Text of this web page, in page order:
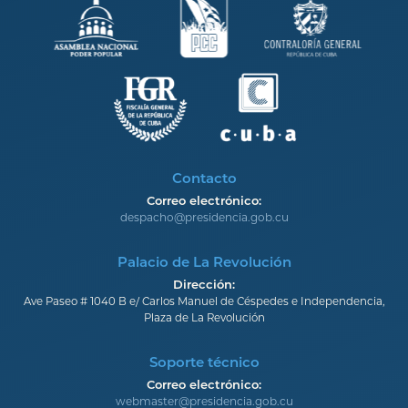
Contacto
Correo electrónico:
despacho@presidencia.gob.cu
Palacio de La Revolución
Dirección:
Ave Paseo # 1040 B e/ Carlos Manuel de Céspedes e Independencia,
Plaza de La Revolución
Soporte técnico
Correo electrónico:
webmaster@presidencia.gob.cu